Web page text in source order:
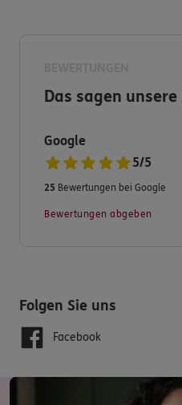
Serviceangebot?
Dann nehmen Sie Kontakt
Ihre ERGO
Das sagen unsere
Google
5/5
25 Bewertungen bei Google
Bewertungen abgeben
Folgen Sie uns
Facebook